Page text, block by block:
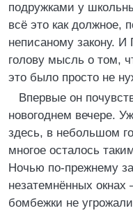
подружками у
всё это как должное,
неписаному закону.
голову мысль о том,
это было просто не
Впервые он
новогоднем вечере.
здесь, в небольшом
многое осталось
Ночью по-прежнему
незатемнённых
бомбежки не